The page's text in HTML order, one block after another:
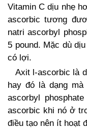
Vitamin C dịu nhẹ
ascorbic tương
natri ascorbyl
5 pound. Mặc dù
có lợi.
Axit l-ascorbic là
hay đó là dạng
ascorbyl
ascorbic khi nó ở
điều tạo nên ít hoạt